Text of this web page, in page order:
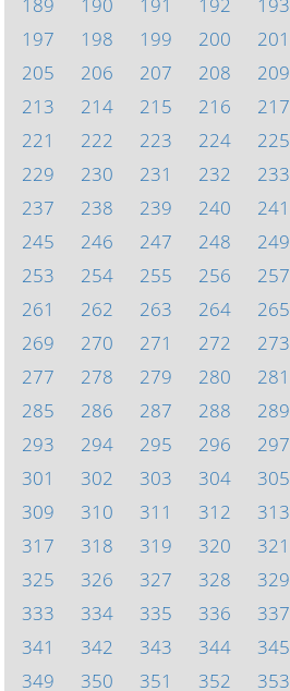
197
198 199 200 201
205
206 207 208 209
213
214 215 216 217
221
222 223 224 225
229
230 231 232 233
237
238 239 240 241
245
246 247 248 249
253
254 255 256 257
261
262 263 264 265
269
270 271 272 273
277
278 279 280 281
285
286 287 288 289
293
294 295 296 297
301
302 303 304 305
309
310 311 312 313
317
318 319 320 321
325
326 327 328 329
333
334 335 336 337
341
342 343 344 345
349
350 351 352 353